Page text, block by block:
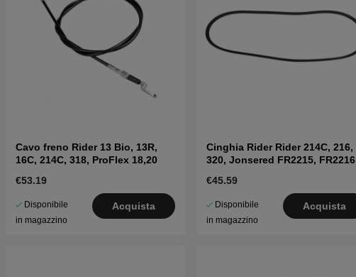
Cavo freno Rider 13 Bio, 13R,
16C, 214C, 318, ProFlex 18,20
€53.19
Disponibile
in magazzino
Acquista
Cinghia Rider Rider 214C, 216,
320, Jonsered FR2215, FR2216
€45.59
Disponibile
in magazzino
Acquista